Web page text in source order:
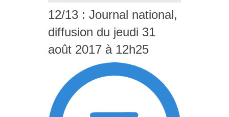
12/13 : Journal national,
diffusion du jeudi 31
août 2017 à 12h25